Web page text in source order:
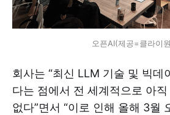
오픈AI(제공=클라이
회사는 “최신 LLM 기술 및 빅데
다는 점에서 전 세계적으로 아
없다”면서 “이로 인해 올해 3월